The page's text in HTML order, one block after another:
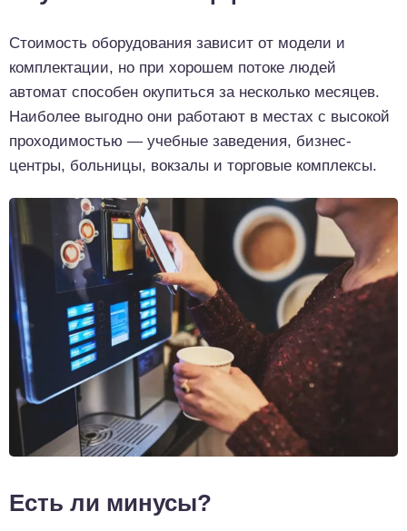
Стоимость оборудования зависит от модели и
комплектации, но при хорошем потоке людей
автомат способен окупиться за несколько месяцев.
Наиболее выгодно они работают в местах с высокой
проходимостью — учебные заведения, бизнес-
центры, больницы, вокзалы и торговые комплексы.
Есть ли минусы?